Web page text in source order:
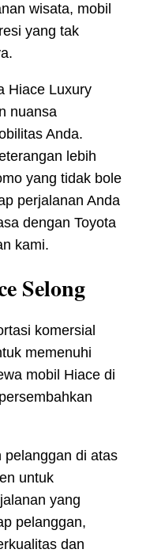
wisata, mobil
yang tak
Hiace Luxury
nuansa
Anda.
lebih
yang tidak bole
perjalanan Anda
dengan Toyota
kami.
Selong
komersial
memenuhi
mobil Hiace di
pelanggan di atas
untuk
yang
pelanggan,
dan